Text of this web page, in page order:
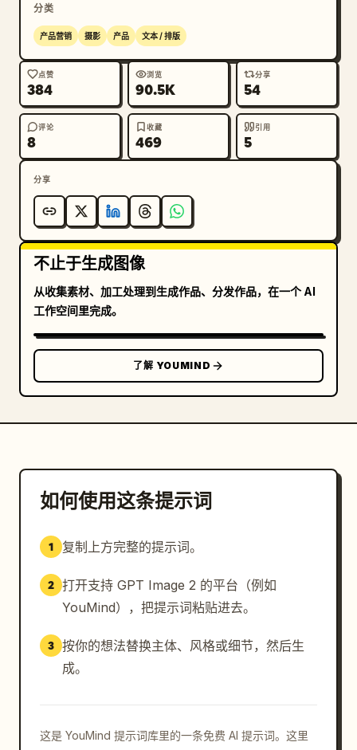
– تاريخ الإصدار / Date de délivrance / Date of
Issue: 20 MAI / MAY 2024
Expiry: 20 MAI / MAY 2034
– الجنس / Sexe / Sex: F
安全与设计特征包括：
– 覆盖整个卡片表面的复杂扭索纹安全线条
– 带有虹彩反射的全息防伪箔片
– 透明的分层安全覆盖层
– 圆形“DZA”全息安全印章
– 集成在安全元素中的新月和星形全息图案
– 嵌入背景纹理中的阿尔及利亚轮廓地图
– 融入背景的装饰性伊斯兰风格几何雕刻图案
– 底部边缘设有机器可读的身份识别条
– 底部签名：“Leïla A. Benyahia”
其他设计风格：
– 受阿尔及利亚国旗启发的柔和绿色、白色、银色和红色
– 现代高安全性政府证件外观，采用雕刻纸币风格的插图
工艺
息效果、雕刻纹理和逼真的印刷细节。
分类
产品营销 摄影 产品 文本 / 排版
点赞
384
浏览
90.5K
分享
54
评论
8
收藏
469
引用
5
分享
不止于生成图像
从收集素材、加工处理到生成作品、分发作品，在一个 AI
工作空间里完成。
了解 YOUMIND
如何使用这条提示词
1 复制上方完整的提示词。
2 打开支持 GPT Image 2 的平台（例如
YouMind），把提示词粘贴进去。
3 按你的想法替换主体、风格或细节，然后生
成。
这是 YouMind 提示词库里的一条免费 AI 提示词。这里